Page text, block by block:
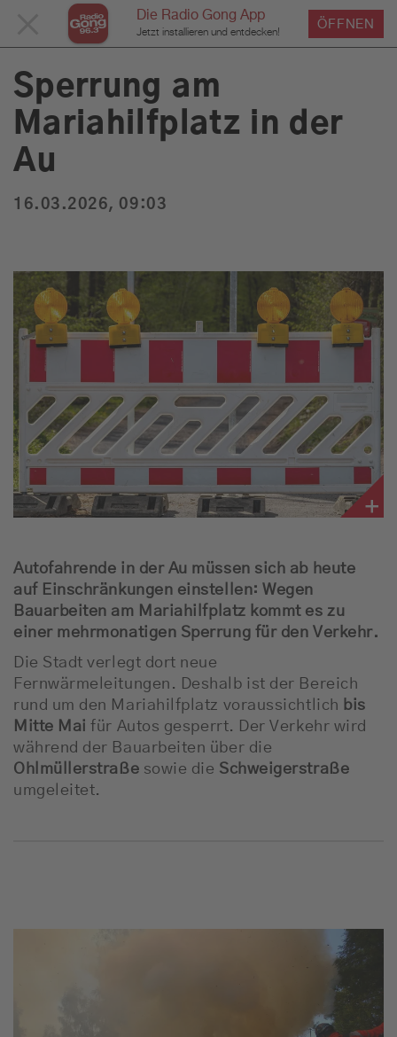
Die Radio Gong App
Jetzt installieren und entdecken!
ÖFFNEN
SCHLIESSEN
Service
Programm
Werbung
Musik
Du bist hier: Home Service News News Detailseite
Sperrung am
Mariahilfplatz in der
Au
16.03.2026, 09:03
Autofahrende in der Au müssen sich ab heute
auf Einschränkungen einstellen: Wegen
Bauarbeiten am Mariahilfplatz kommt es zu
einer mehrmonatigen Sperrung für den Verkehr.
Die Stadt verlegt dort neue
Fernwärmeleitungen. Deshalb ist der Bereich
rund um den Mariahilfplatz voraussichtlich bis
Mitte Mai für Autos gesperrt. Der Verkehr wird
während der Bauarbeiten über die
Ohlmüllerstraße sowie die Schweigerstraße
umgeleitet.